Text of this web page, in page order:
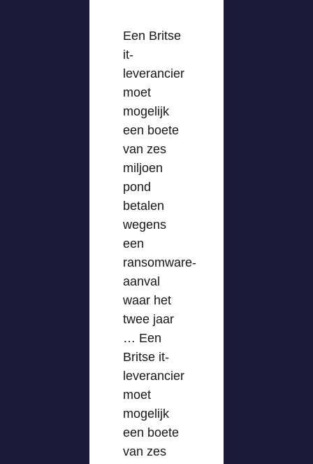
Een Britse
it-
leverancier
moet
mogelijk
een boete
van zes
miljoen
pond
betalen
wegens
een
ransomware-
aanval
waar het
twee jaar
… Een
Britse it-
leverancier
moet
mogelijk
een boete
van zes